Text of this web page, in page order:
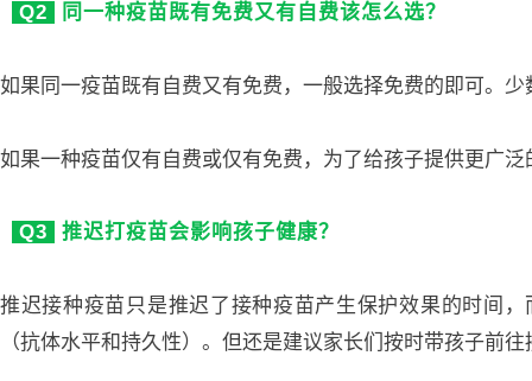
Q2 同一种疫苗既有免费又有自费该怎么选？
如果同一疫苗既有自费又有免费，一般选择免费的即可。
如果一种疫苗仅有自费或仅有免费，为了给孩子提供更广
Q3 推迟打疫苗会影响孩子健康？
推迟接种疫苗只是推迟了接种疫苗产生保护效果的时间
（抗体水平和持久性）。但还是建议家长们按时带孩子前